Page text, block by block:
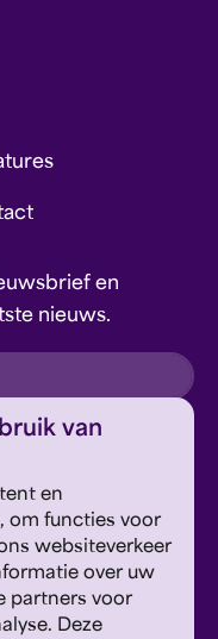
van
en
om functies voor
websiteverkeer
over uw
partners voor
Deze
en
nieuws.